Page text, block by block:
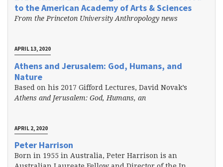
to the American Academy of Arts & Sciences
From the Princeton University Anthropology news
APRIL 13, 2020
Athens and Jerusalem: God, Humans, and
Nature
Based on his 2017 Gifford Lectures, David Novak’s
Athens and Jerusalem: God, Humans, an
APRIL 2, 2020
Peter Harrison
Born in 1955 in Australia, Peter Harrison is an